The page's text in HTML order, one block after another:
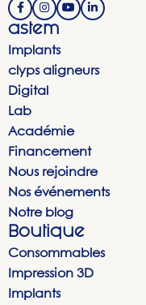
astem
Implants
clyps aligneurs
Digital
Lab
Académie
Financement
Nous rejoindre
Nos événements
Notre blog
Boutique
Consommables
Impression 3D
Implants